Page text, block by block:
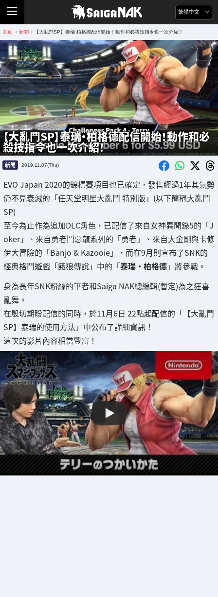
繁體中文
主頁 > 新聞 > 【大亂鬥SP】泰瑞·柏格德配信開始！動作和必殺技指令也一次介紹！
【大亂鬥SP】泰瑞·柏格德配信開始！動作和必
殺技指令也一次介紹！
新聞 2019.11.07(Thu)
EVO Japan 2020的錦標賽項目也已確定，發售經過1年其氣勢
仍不見衰減的「任天堂明星大亂鬥 特別版」(以下簡稱大亂鬥
SP)
至今為止作為追加DLC角色，已配信了來自女神異聞錄5的「J
oker」、來自勇者鬥惡龍系列的「勇者」、來自大金剛與卡修
伊大冒險的「Banjo & Kazooie」，而在9月則宣布了SNK的
經典格鬥遊戲「餓狼傳說」中的「泰瑞·柏格德」將參戰。
身為長年SNK粉絲的筆者和Saiga NAK總編輯(暫定)為之狂喜
亂舞。
在殷切期盼配信的同時，於11月6日 22點起配信的「【大亂鬥
SP】泰瑞的使用方法」中公布了詳細資訊！
這次的影片內容相當豐富！